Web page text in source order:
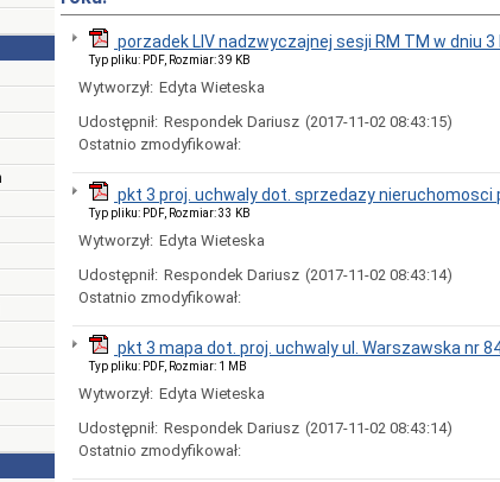
porzadek LIV nadzwyczajnej sesji RM TM w dniu 3
Typ pliku: PDF, Rozmiar: 39 KB
Wytworzył: Edyta Wieteska
Udostępnił: Respondek Dariusz (2017-11-02 08:43:15)
Ostatnio zmodyfikował:
pkt 3 proj. uchwaly dot. sprzedazy nieruchomosci
Typ pliku: PDF, Rozmiar: 33 KB
Wytworzył: Edyta Wieteska
Udostępnił: Respondek Dariusz (2017-11-02 08:43:14)
Ostatnio zmodyfikował:
pkt 3 mapa dot. proj. uchwaly ul. Warszawska nr
Typ pliku: PDF, Rozmiar: 1 MB
Wytworzył: Edyta Wieteska
Udostępnił: Respondek Dariusz (2017-11-02 08:43:14)
Ostatnio zmodyfikował: